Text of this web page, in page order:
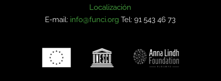
Localización
E-mail: info@funci.org Tel: 91 543 46 73